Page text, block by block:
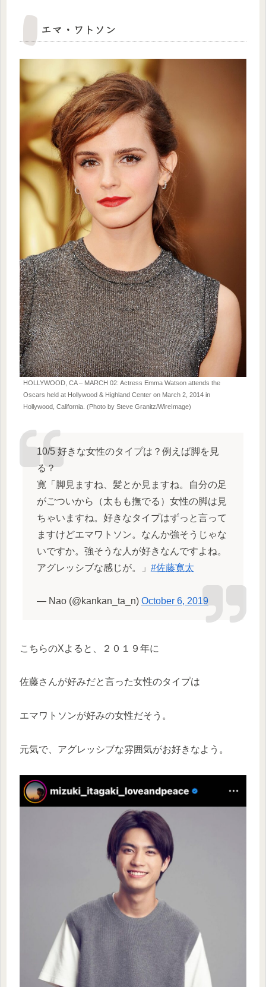
エマ・ワトソン
HOLLYWOOD, CA – MARCH 02: Actress Emma Watson attends the
Oscars held at Hollywood & Highland Center on March 2, 2014 in
Hollywood, California. (Photo by Steve Granitz/WireImage)
10/5 好きな女性のタイプは？例えば脚を見
る？
寛「脚見ますね、髪とか見ますね。自分の足
がごついから（太もも撫でる）女性の脚は見
ちゃいますね。好きなタイプはずっと言って
ますけどエマワトソン。なんか強そうじゃな
いですか。強そうな人が好きなんですよね。
アグレッシブな感じが。」 #佐藤寛太
— Nao (@kankan_ta_n) October 6, 2019
こちらのXよると、２０１９年に
佐藤さんが好みだと言った女性のタイプは
エマワトソンが好みの女性だそう。
元気で、アグレッシブな雰囲気がお好きなよう。